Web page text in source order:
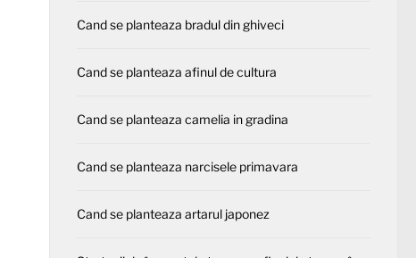
Cand se planteaza bradul din ghiveci
Cand se planteaza afinul de cultura
Cand se planteaza camelia in gradina
Cand se planteaza narcisele primavara
Cand se planteaza artarul japonez